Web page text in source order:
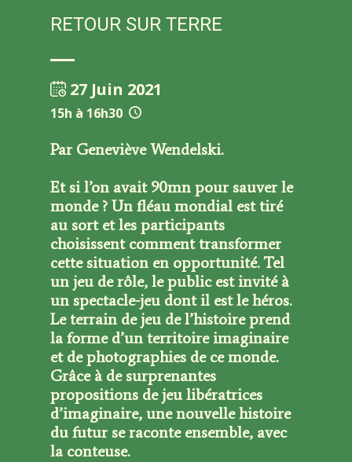
RETOUR SUR TERRE
27 Juin 2021
15h à 16h30
Par Geneviève Wendelski.
Et si l’on avait 90mn pour sauver le
monde ? Un fléau mondial est tiré
au sort et les participants
choisissent comment transformer
cette situation en opportunité. Tel
un jeu de rôle, le public est invité à
un spectacle-jeu dont il est le héros.
Le terrain de jeu de l’histoire prend
la forme d’un territoire imaginaire
et de photographies de ce monde.
Grâce à de surprenantes
propositions de jeu libératrices
d’imaginaire, une nouvelle histoire
du futur se raconte ensemble, avec
la conteuse.